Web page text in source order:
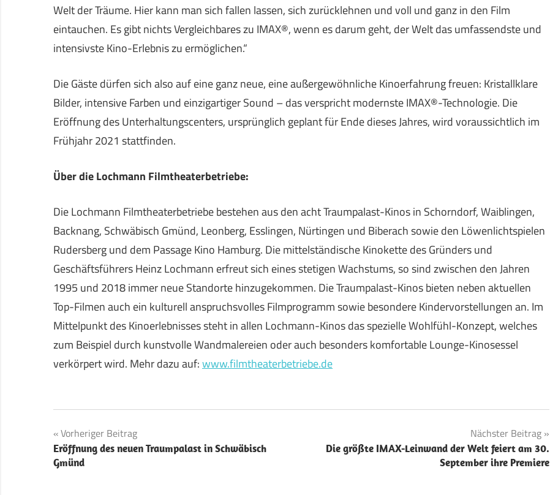
Welt der Träume. Hier kann man sich fallen lassen, sich zurücklehnen und voll und ganz in den Film
eintauchen. Es gibt nichts Vergleichbares zu IMAX®, wenn es darum geht, der Welt das umfassendste und
intensivste Kino-Erlebnis zu ermöglichen.“
Die Gäste dürfen sich also auf eine ganz neue, eine außergewöhnliche Kinoerfahrung freuen: Kristallklare
Bilder, intensive Farben und einzigartiger Sound – das verspricht modernste IMAX®-Technologie. Die
Eröffnung des Unterhaltungscenters, ursprünglich geplant für Ende dieses Jahres, wird voraussichtlich im
Frühjahr 2021 stattfinden.
Über die Lochmann Filmtheaterbetriebe:
Die Lochmann Filmtheaterbetriebe bestehen aus den acht Traumpalast-Kinos in Schorndorf, Waiblingen,
Backnang, Schwäbisch Gmünd, Leonberg, Esslingen, Nürtingen und Biberach sowie den Löwenlichtspielen
Rudersberg und dem Passage Kino Hamburg. Die mittelständische Kinokette des Gründers und
Geschäftsführers Heinz Lochmann erfreut sich eines stetigen Wachstums, so sind zwischen den Jahren
1995 und 2018 immer neue Standorte hinzugekommen. Die Traumpalast-Kinos bieten neben aktuellen
Top-Filmen auch ein kulturell anspruchsvolles Filmprogramm sowie besondere Kindervorstellungen an. Im
Mittelpunkt des Kinoerlebnisses steht in allen Lochmann-Kinos das spezielle Wohlfühl-Konzept, welches
zum Beispiel durch kunstvolle Wandmalereien oder auch besonders komfortable Lounge-Kinosessel
verkörpert wird. Mehr dazu auf:www.filmtheaterbetriebe.de
Beitragsnavigation
Vorheriger Beitrag
Eröffnung des neuen Traumpalast in Schwäbisch
Gmünd
Nächster Beitrag
Die größte IMAX-Leinwand der Welt feiert am 30.
September ihre Premiere